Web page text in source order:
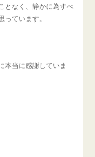
となく、静かに為すべ
ています。
本当に感謝していま